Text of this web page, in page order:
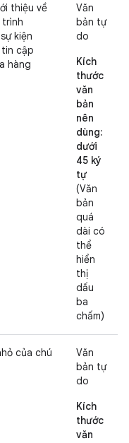
thiệu về
kiện
cập
hàng
Văn
bản tự
do
Kích
thước
văn
bản
nên
dùng:
dưới
45 ký
tự
(Văn
bản
quá
dài có
thể
hiển
thị
dấu
ba
chấm)
của chú
Văn
bản tự
do
Kích
thước
văn